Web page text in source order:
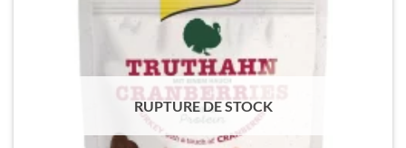
RUPTURE DE STOCK